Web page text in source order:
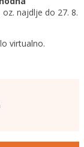
najdlje do 27. 8.
virtualno.